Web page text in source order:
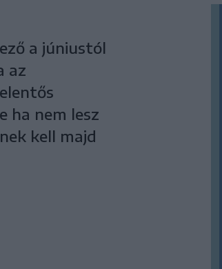
a júniustól
az
ha nem lesz
kell majd